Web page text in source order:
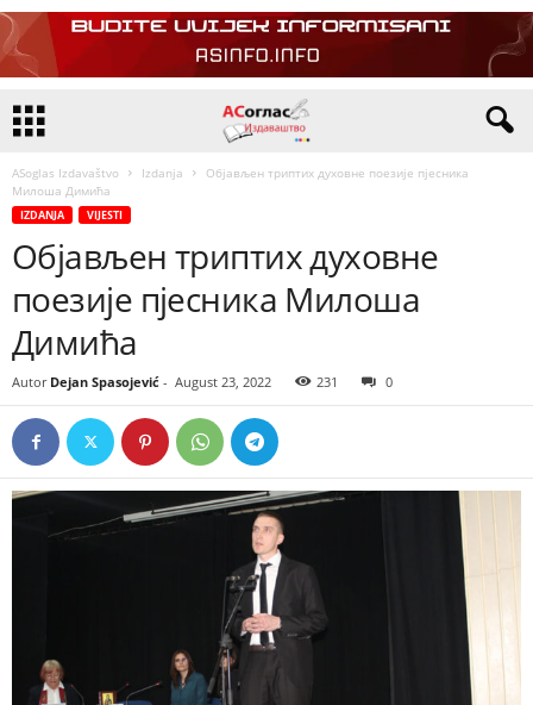
ASoglas Izdavaštvo Izdanja
Објављен триптих духовне поезије пјесника
Милоша Димића
IZDANJA VIJESTI
Објављен триптих духовне
поезије пјесника Милоша
Димића
Autor Dejan Spasojević - August 23, 2022 231 0